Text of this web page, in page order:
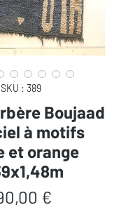
SKU : 389
Boujaad
à motifs
et orange
€Prix